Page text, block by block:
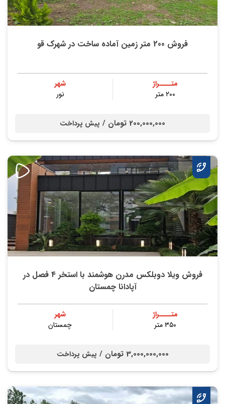
فروش 200 متر زمین آماده ساخت در شهرک قو
متــــراژ
۲۰۰ متر
شهر
نور
200,000,000 تومان / پیش پرداخت
فروش ویلا دوبلکس مدرن هوشمند با استخر ۴ فصل در
آپادانا چمستان
متــــراژ
۳۵۰ متر
شهر
چمستان
3,000,000,000 تومان / پیش پرداخت